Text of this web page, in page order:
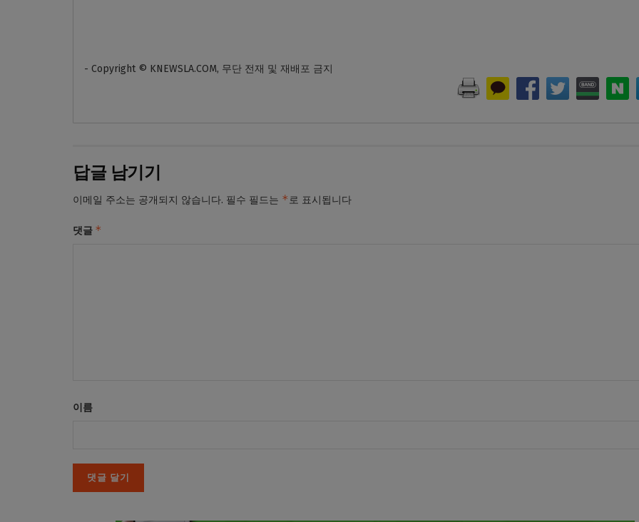
- Copyright © KNEWSLA.COM, 무단 전재 및 재배포 금지
답글 남기기
이메일 주소는 공개되지 않습니다. 필수 필드는 *로 표시됩니다
댓글 *
이름